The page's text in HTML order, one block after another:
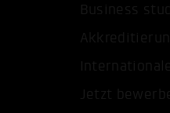
Business
Jetzt